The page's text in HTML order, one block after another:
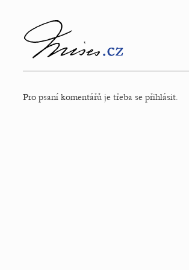
Pro psaní komentářů je třeba se přihlásit.